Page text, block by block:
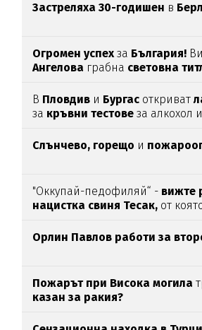
Застреляха 30-годишен в
Огромен успехза България!
Ангелова грабна световна
В Пловдив и Бургас откриват
за кръвни тестовеза алкохол
Слънчево, горещо и
"Оккупай-педофиляй“ - вижте
нацистка свиня Тесак, от
Орлин Павлов работи за
Пожарът при Висока могила
казан за ракия?